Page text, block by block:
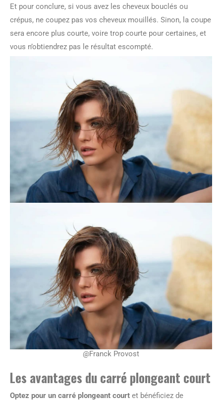
Et pour conclure, si vous avez les cheveux bouclés ou
crépus, ne coupez pas vos cheveux mouillés. Sinon, la coupe
sera encore plus courte, voire trop courte pour certaines, et
vous n’obtiendrez pas le résultat escompté.
@Franck Provost
Les avantages du carré plongeant court
Optez pour un carré plongeant court et bénéficiez de